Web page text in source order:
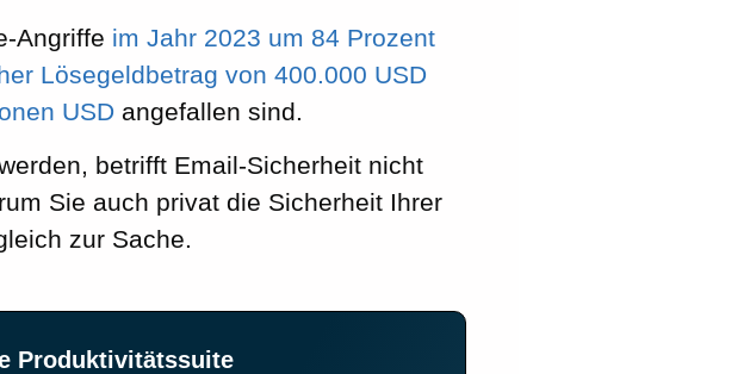
Angriffe im Jahr 2023 um 84 Prozent
Lösegeldbetrag von 400.000 USD
USDangefallen sind.
betrifft Email-Sicherheit nicht
Sie auch privat die Sicherheit Ihrer
zur Sache.
Produktivitätssuite